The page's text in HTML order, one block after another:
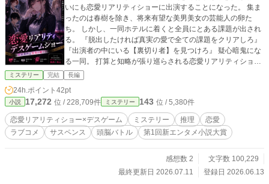
世界から飛び出した猫系の妖精｡ミツキの相棒でもあるが､時
にはつっこむ時もある｡
いにも恋愛リアリティショーに出演することになった。 集ま
ったのは春樹を除き、将来有望な美男美女の芸能人の卵た
ち。 しかし、一同ホテルに着くと全員にとある課題が出され
る。 『脱出したければ真実の愛で全ての課題をクリアしろ』
『出演者の中にいる【裏切り者】を見つけろ』 疑心暗鬼にな
る一同。 打算と知略が張り巡らされる恋愛リアリティショー
が今、開幕される。
ミステリー 完結 長編
24h.ポイント 42pt
小説 17,272 位 / 228,709件 ミステリー 143 位 / 5,380件
恋愛リアリティショー×デスゲーム ミステリー 推理
恋愛
ラブコメ
サスペンス 頭脳バトル 第1回新エンタメ小説大賞
感想数 2
文字数 100,229
最終更新日 2026.07.11
登録日 2026.06.13